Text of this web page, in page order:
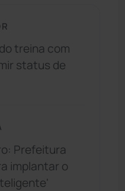
treina com
status de
Prefeitura
implantar o